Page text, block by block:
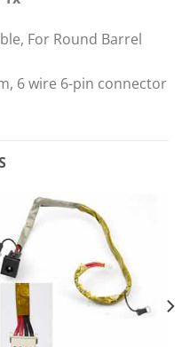
For Round Barrel
6 wire 6-pin connector